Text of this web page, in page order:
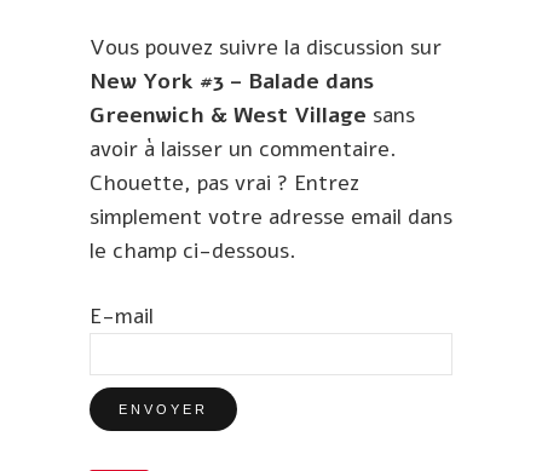
Vous pouvez suivre la discussion sur
New York #3 – Balade dans
Greenwich & West Village sans
avoir à laisser un commentaire.
Chouette, pas vrai ? Entrez
simplement votre adresse email dans
le champ ci-dessous.
E-mail